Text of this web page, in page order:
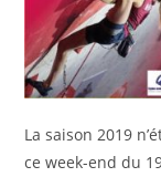
La saison 2019
ce week-end du